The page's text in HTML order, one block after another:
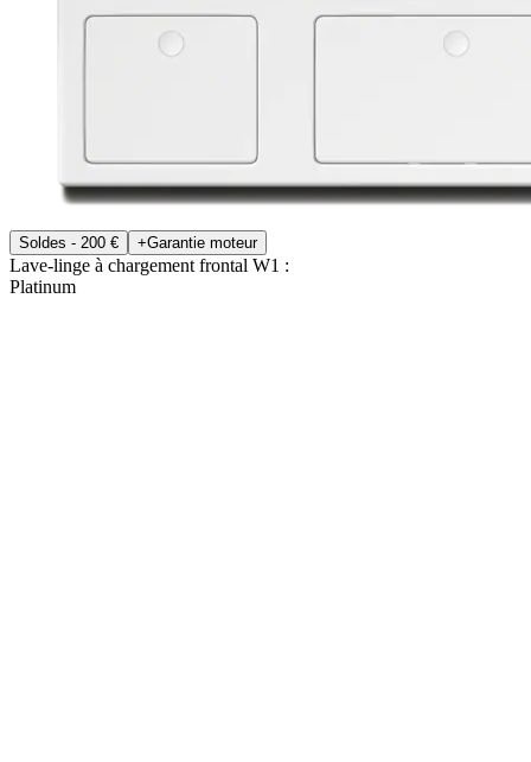
Soldes - 200 € +Garantie moteur
Lave-linge à chargement frontal W1 :
Platinum